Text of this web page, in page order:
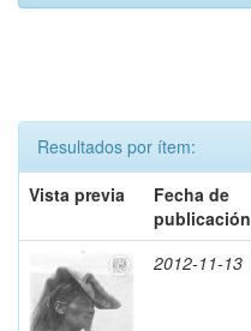
Resultados por ítem:
Vista previa
Fecha de
publicación
2012-11-13